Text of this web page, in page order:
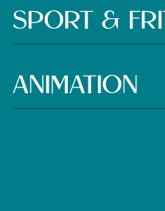
SPORT &
ANIMATION